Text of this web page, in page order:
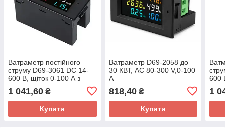
Ватраметр постійного
струму D69-3061 DC 14-
600 В, щіток 0-100 А з
1 041,60 ₴
Купити
Ватраметр D69-2058 до
30 КВТ, AC 80-300 V,0-100
A
818,40₴
Купити
600
1